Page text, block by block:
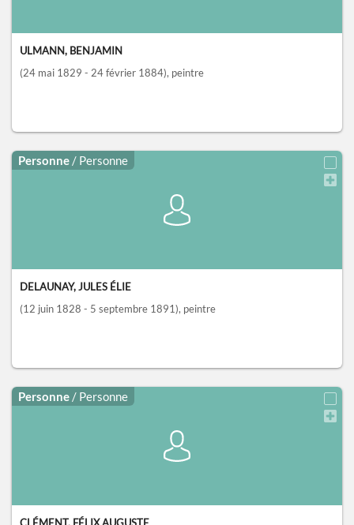
ULMANN, BENJAMIN
(24 mai 1829 - 24 février 1884), peintre
Personne / Personne
DELAUNAY, JULES ÉLIE
(12 juin 1828 - 5 septembre 1891), peintre
Personne / Personne